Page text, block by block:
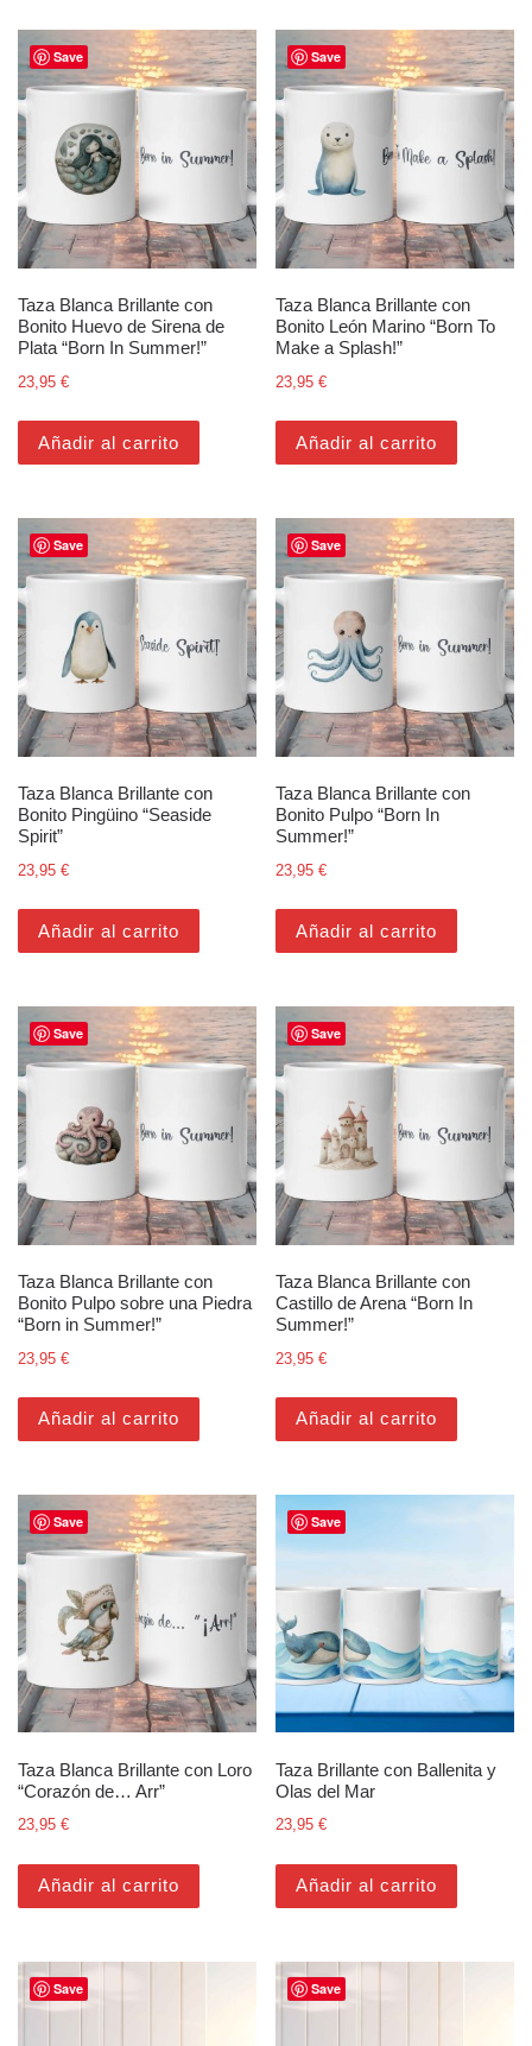
Save
Taza Blanca Brillante con
Bonito Huevo de Sirena de
Plata “Born In Summer!”
23,95 €
Añadir al carrito
Save
Taza Blanca Brillante con
Bonito León Marino “Born To
Make a Splash!”
23,95€
Añadir al carrito
Save
Taza Blanca Brillante con
Bonito Pingüino “Seaside
Spirit”
23,95 €
Añadir al carrito
Save
Taza Blanca Brillante con
Bonito Pulpo “Born In
Summer!”
23,95€
Añadir al carrito
Save
Taza Blanca Brillante con
Bonito Pulpo sobre una Piedra
“Born in Summer!”
23,95 €
Añadir al carrito
Save
Taza Blanca Brillante con
Castillo de Arena “Born In
Summer!”
23,95€
Añadir al carrito
Save
Taza Blanca Brillante con Loro
“Corazón de… Arr”
23,95 €
Añadir al carrito
Save
Taza Brillante con Ballenita y
Olas del Mar
23,95€
Añadir al carrito
Save Save